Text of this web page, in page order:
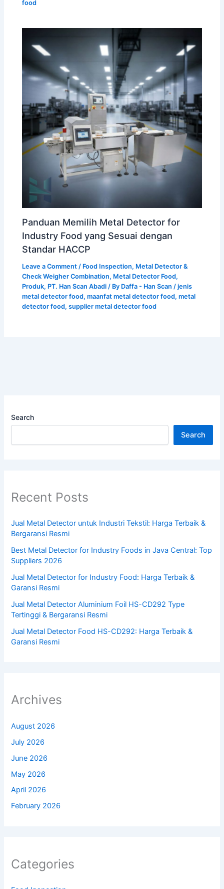
food
Panduan Memilih Metal Detector for
Industry Food yang Sesuai dengan
Standar HACCP
Leave a Comment / Food Inspection, Metal Detector &
Check Weigher Combination, Metal Detector Food,
Produk, PT. Han Scan Abadi / By Daffa - Han Scan /jenis
metal detector food,maanfat metal detector food,metal
detector food,supplier metal detector food
Search
Search
Recent Posts
Jual Metal Detector untuk Industri Tekstil: Harga Terbaik &
Bergaransi Resmi
Best Metal Detector for Industry Foods in Java Central: Top
Suppliers 2026
Jual Metal Detector for Industry Food: Harga Terbaik &
Garansi Resmi
Jual Metal Detector Aluminium Foil HS-CD292 Type
Tertinggi & Bergaransi Resmi
Jual Metal Detector Food HS-CD292: Harga Terbaik &
Garansi Resmi
Archives
August 2026
July 2026
June 2026
May 2026
April 2026
February 2026
Categories